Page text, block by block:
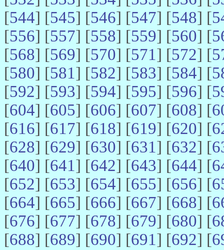
[544] [545] [546] [547] [548] [
[556] [557] [558] [559] [560] [
[568] [569] [570] [571] [572] [
[580] [581] [582] [583] [584] [
[592] [593] [594] [595] [596] [
[604] [605] [606] [607] [608] [
[616] [617] [618] [619] [620] [
[628] [629] [630] [631] [632] [
[640] [641] [642] [643] [644] [
[652] [653] [654] [655] [656] [
[664] [665] [666] [667] [668] [
[676] [677] [678] [679] [680] [
[688] [689] [690] [691] [692] [